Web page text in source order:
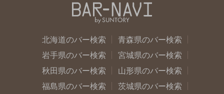
北海道のバー検索
青森県のバー検索
岩手県のバー検索
宮城県のバー検索
秋田県のバー検索
山形県のバー検索
福島県のバー検索
茨城県のバー検索